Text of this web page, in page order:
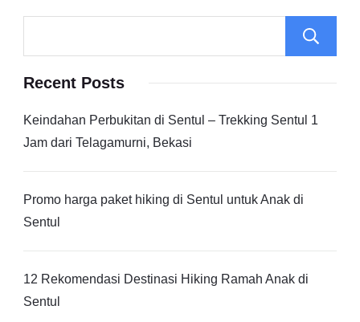
Recent Posts
Keindahan Perbukitan di Sentul – Trekking Sentul 1
Jam dari Telagamurni, Bekasi
Promo harga paket hiking di Sentul untuk Anak di
Sentul
12 Rekomendasi Destinasi Hiking Ramah Anak di
Sentul